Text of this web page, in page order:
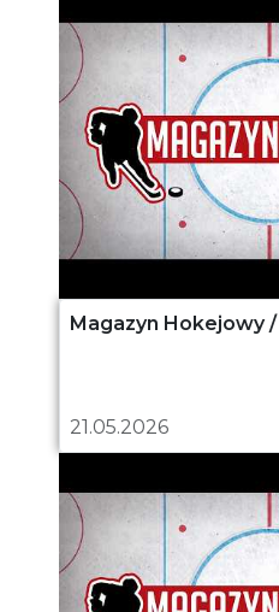
Magazyn Hokejowy /
21.05.2026